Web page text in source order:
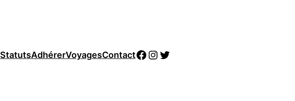
StatutsAdhérerVoyagesContactFacebook
Instagram
Twitter